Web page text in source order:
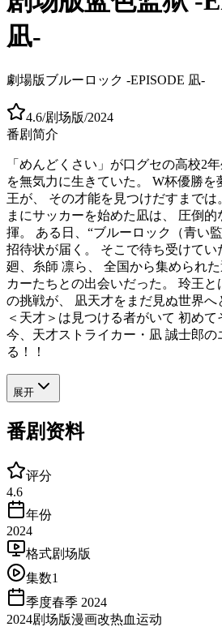
凪-
劇場版ブルーロック -EPISODE 凪-
4.6/剧场版/2024
番剧简介
「めんどくさい」が口グセの高校2
を無気力に生きていた。 W杯優勝を
王が、 その才能を見つけだすまでは
まにサッカーを始めた凪は、 圧倒
揮。 ある日、“ブルーロック（青い
招待状が届く。 そこで待ち受けてい
廻、糸師 凛ら、 全国から集められ
カーたちとの出会いだった。 玲王
の挑戦が、 凪天才をまだ見ぬ世界へ
＜天才＞は見つける者がいて 初め
今、天才ストライカー・凪 誠士郎の
る！！
展开
番剧资料
评分
4.6
年份
2024
格式剧场版
集数1
季度春季 2024
2024剧场版漫画改热血运动